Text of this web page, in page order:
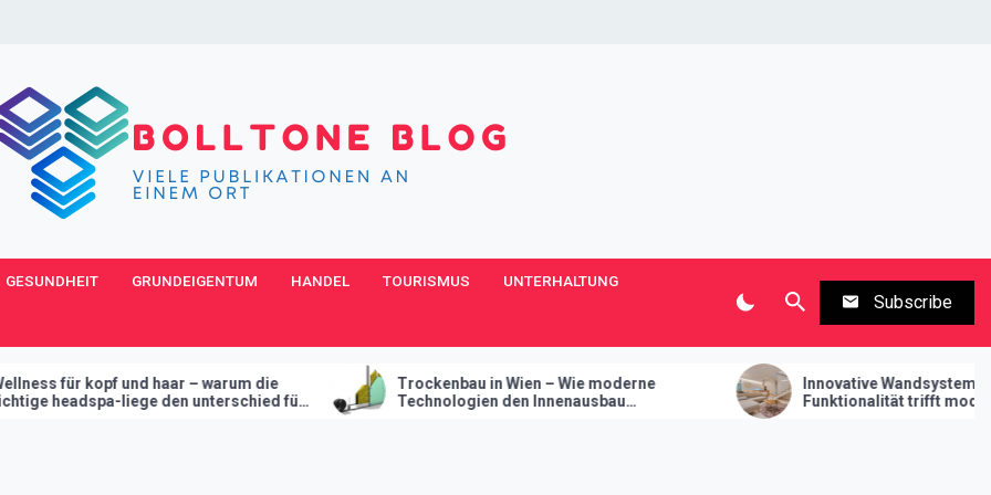
GESUNDHEIT GRUNDEIGENTUM HANDEL TOURISMUS UNTERHALTUNG
Subscribe
haar – warum die
den unterschied für
Trockenbau in Wien – Wie moderne
Technologien den Innenausbau
revolutionieren
Innovative Wandsysteme im Trockenbau –
Funktionalität trifft modernes Design